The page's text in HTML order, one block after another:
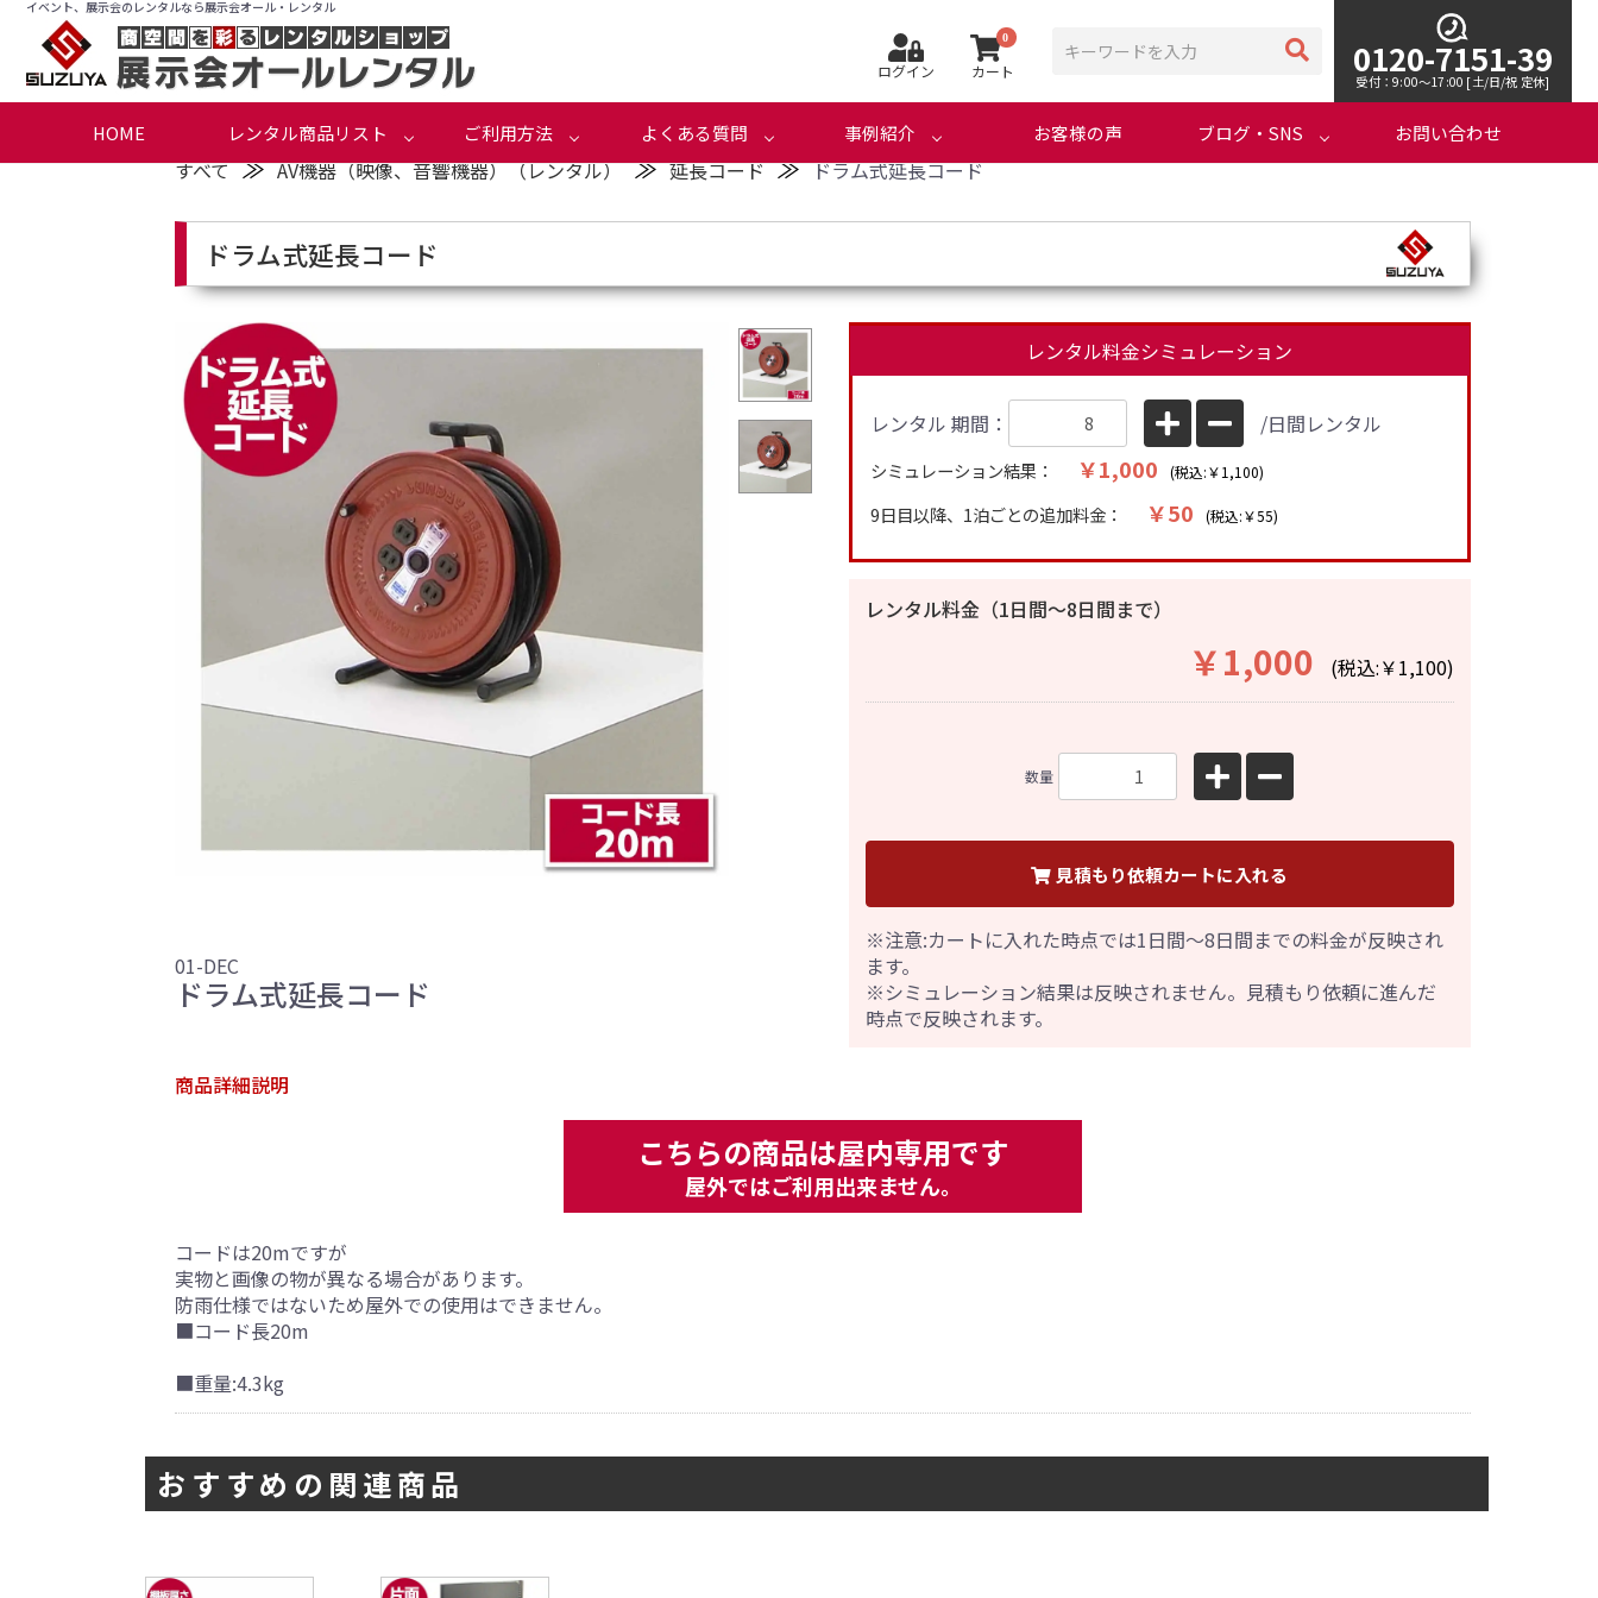
イベント、展示会のレンタルなら展示会オール・レンタル
ログイン
0
カート 0120-7151-39
受付：9:00～17:00 [土/日/祝 定休]
HOME レンタル商品リスト ご利用方法 よくある質問 事例紹介 お客様の声 ブログ・SNS お問い合わせ
すべて ≫ AV機器（映像、音響機器）（レンタル） ≫ 延長コード ≫ ドラム式延長コード
ドラム式延長コード
01-DEC
ドラム式延長コード
レンタル料金シミュレーション
レンタル 期間： /日間レンタル
シミュレーション結果： ￥1,000 (税込:￥1,100)
9日目以降、1泊ごとの追加料金： ￥50 (税込:￥55)
レンタル料金（1日間〜8日間まで）
￥1,000 (税込:￥1,100)
数量
見積もり依頼カートに入れる
※注意:カートに入れた時点では1日間～8日間までの料金が反映され
ます。
※シミュレーション結果は反映されません。見積もり依頼に進んだ
時点で反映されます。
引続き他の商品も選ぶ カートへ進む
商品詳細説明
こちらの商品は屋内専用です
屋外ではご利用出来ません。
コードは20mですが
実物と画像の物が異なる場合があります。
防雨仕様ではないため屋外での使用はできません。
■コード長20m
■重量:4.3kg
おすすめの関連商品